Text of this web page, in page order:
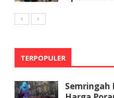
TERPOPULER
Semringah